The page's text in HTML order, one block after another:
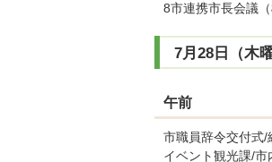
8市連携市長会議
7月28日（木曜
午前
市職員辞令交付式
イベント観光課/市